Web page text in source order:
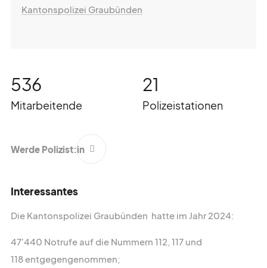
Kantonspolizei Graubünden
Mitarbeitende
536
Polizeistationen
21
Werde Polizist:in
Interessantes
Die Kantonspolizei Graubünden hatte im Jahr 2024:
47'440 Notrufe auf die Nummern 112, 117 und
118 entgegengenommen;